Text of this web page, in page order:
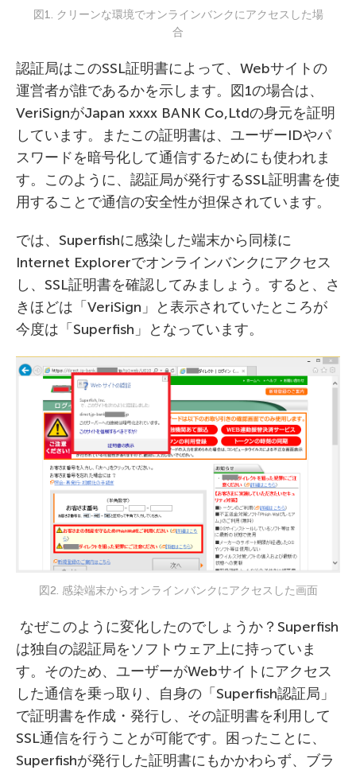
図1. クリーンな環境でオンラインバンクにアクセスした場
合
認証局はこのSSL証明書によって、Webサイトの
運営者が誰であるかを示します。図1の場合は、
VeriSignがJapan xxxx BANK Co,Ltdの身元を証明
しています。またこの証明書は、ユーザーIDやパ
スワードを暗号化して通信するためにも使われま
す。このように、認証局が発行するSSL証明書を使
用することで通信の安全性が担保されています。
では、Superfishに感染した端末から同様に
Internet Explorerでオンラインバンクにアクセス
し、SSL証明書を確認してみましょう。すると、さ
きほどは「VeriSign」と表示されていたところが
今度は「Superfish」となっています。
図2. 感染端末からオンラインバンクにアクセスした画面
なぜこのように変化したのでしょうか？Superfish
は独自の認証局をソフトウェア上に持っていま
す。そのため、ユーザーがWebサイトにアクセス
した通信を乗っ取り、自身の「Superfish認証局」
で証明書を作成・発行し、その証明書を利用して
SSL通信を行うことが可能です。困ったことに、
Superfishが発行した証明書にもかかわらず、ブラ